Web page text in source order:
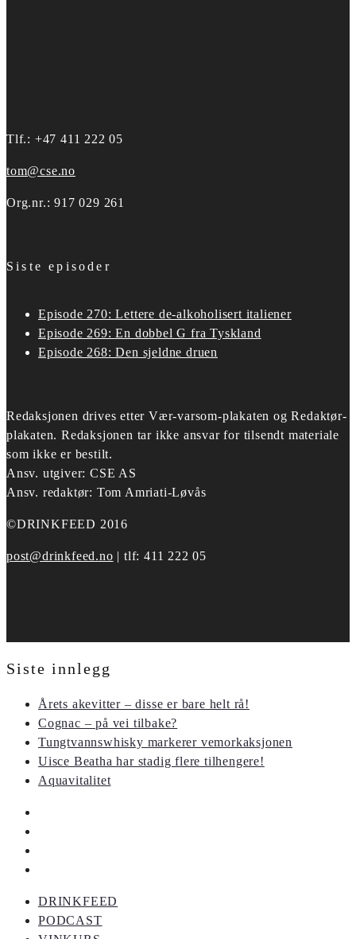
Tlf.: +47 411 222 05
tom@cse.no
Org.nr.: 917 029 261
Siste episoder
Episode 270: Lettere de-alkoholisert italiener
Episode 269: En dobbel G fra Tyskland
Episode 268: Den sjeldne druen
Redaksjonen drives etter Vær-varsom-plakaten og Redaktør-
plakaten. Redaksjonen tar ikke ansvar for tilsendt materiale
som ikke er bestilt.
Ansv. utgiver: CSE AS
Ansv. redaktør: Tom Amriati-Løvås
©DRINKFEED 2016
post@drinkfeed.no | tlf: 411 222 05
Siste innlegg
Årets akevitter – disse er bare helt rå!
Cognac – på vei tilbake?
Tungtvannswhisky markerer vemorkaksjonen
Uisce Beatha har stadig flere tilhengere!
Aquavitalitet
DRINKFEED
PODCAST